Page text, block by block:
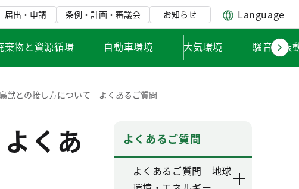
届出・申請 条例・計画・審議会 お知らせ Language
棄物と資源循環 自動車環境 大気環境 騒音・振
獣との接し方について よくあるご質問
くあ
よくあるご質問
よくあるご質問 地球